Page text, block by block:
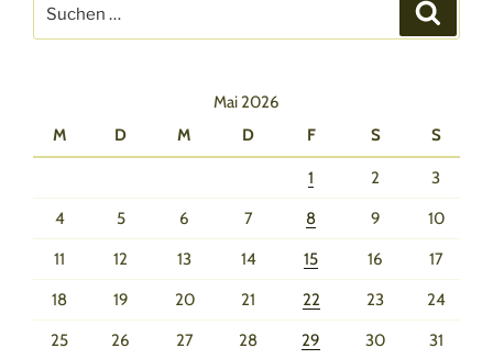
nach:
Mai 2026
M
D M D F S S
1 2 3
4 5 6 7 8 9 10
11 12 13 14 15 16 17
18 19 20 21 22 23 24
25 26 27 28 29 30 31